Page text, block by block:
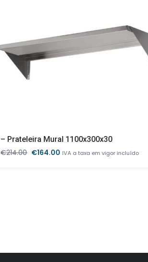
– Prateleira Mural 1100x300x30
€214.00 O
€164.00 O
IVA a taxa em vigor incluído